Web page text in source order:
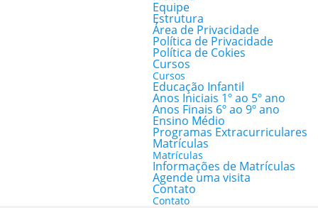
Equipe
Estrutura
Área de Privacidade
Política de Privacidade
Política de Cokies
Cursos
Cursos
Educação Infantil
Anos Iniciais 1º ao 5º ano
Anos Finais 6º ao 9º ano
Ensino Médio
Programas Extracurriculares
Matrículas
Matrículas
Informações de Matrículas
Agende uma visita
Contato
Contato